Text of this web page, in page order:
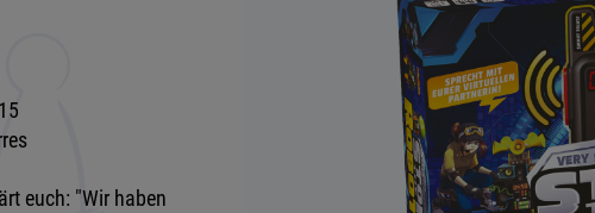
euch: "Wir haben